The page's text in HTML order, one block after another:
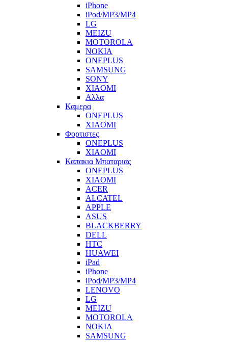
iPhone
iPod/MP3/MP4
LG
MEIZU
MOTOROLA
NOKIA
ONEPLUS
SAMSUNG
SONY
XIAOMI
Αλλα
Καμερα
ONEPLUS
XIAOMI
Φορτιστες
ONEPLUS
XIAOMI
Καπακια Μπαταριας
ONEPLUS
XIAOMI
ACER
ALCATEL
APPLE
ASUS
BLACKBERRY
DELL
HTC
HUAWEI
iPad
iPhone
iPod/MP3/MP4
LENOVO
LG
MEIZU
MOTOROLA
NOKIA
SAMSUNG